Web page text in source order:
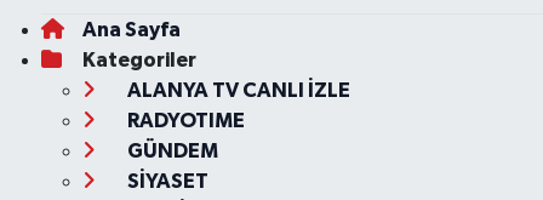
Ana Sayfa
Kategoriler
ALANYA TV CANLI İZLE
RADYOTIME
GÜNDEM
SİYASET